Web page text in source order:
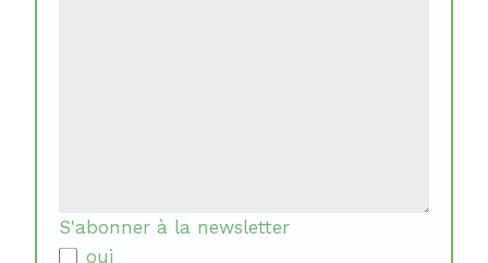
S'abonner à la newsletter
oui